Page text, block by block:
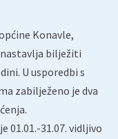
Konavle,
bilježiti
U usporedbi s
zabilježeno je dva
01.01.-31.07. vidljivo